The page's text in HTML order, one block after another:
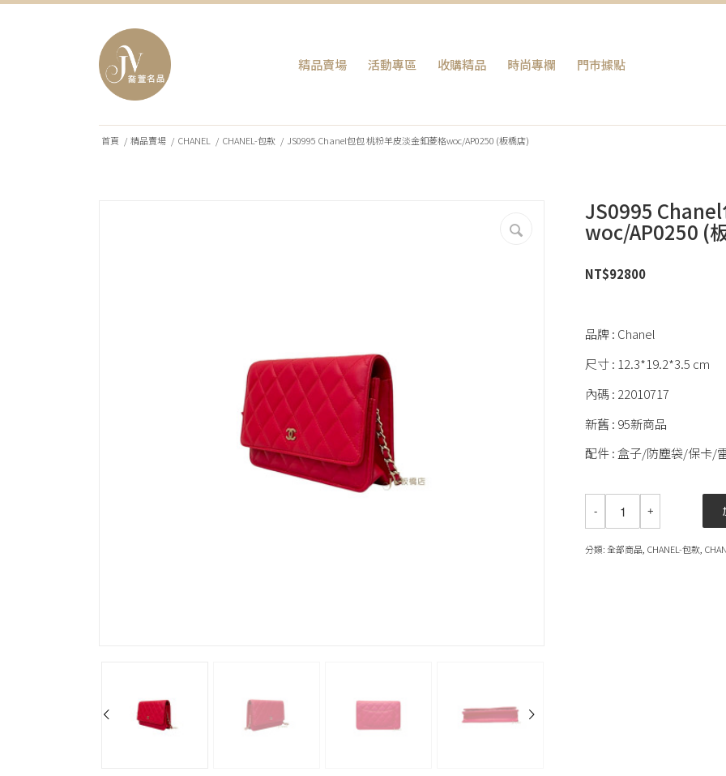
精品賣場 活動專區 收購精品 時尚專欄 門巿據點
首頁 / 精品賣場 / CHANEL / CHANEL-包款 / JS0995 Chanel包包 桃粉羊皮淡金釦菱格woc/AP0250 (板橋店)
JS0995
woc/AP0250 (
NT$92800
品牌 : Chanel
尺寸 : 12.3*19.2*3.5 cm
內碼 : 22010717
新舊 : 95新商品
配件 : 盒子/防塵袋/保卡/
分類:全部商品 CHANEL-包款